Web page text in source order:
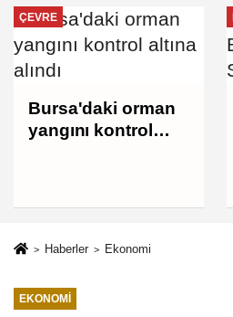
ÇEVRE
Bursa'daki orman
yangını kontrol
Haberler Ekonomi
EKONOMI